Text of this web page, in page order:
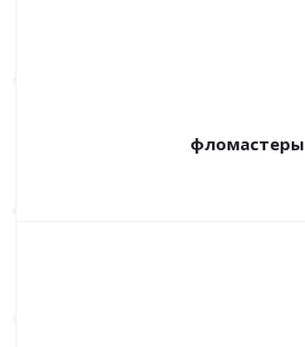
фломастеры